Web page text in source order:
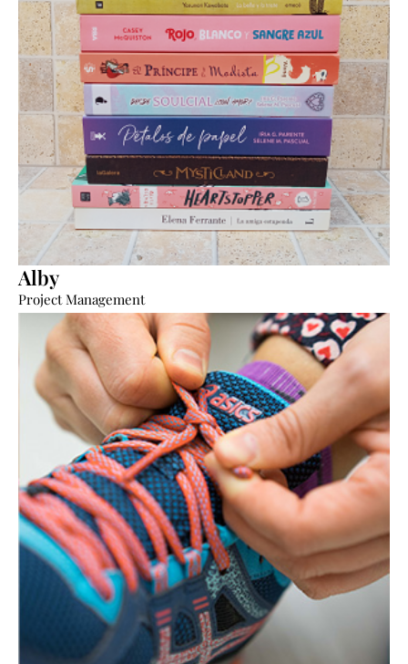
Alby
Project Management
“Reflejamos fielmente la esencia del original”.